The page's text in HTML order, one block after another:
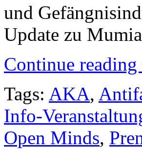
und
Update zu
Continue reading
Tags: AKA,
Info-
Open Minds,